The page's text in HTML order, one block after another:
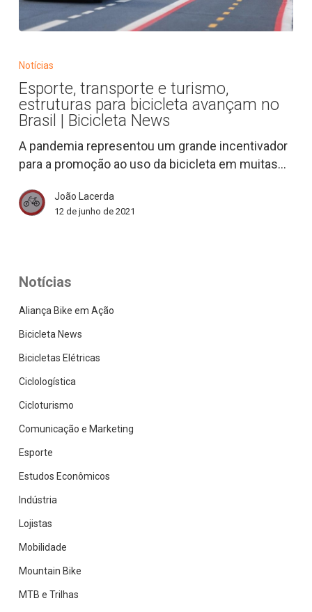
transporte
turismo,
estruturas
para
bicicleta
avançam
Brasil
Notícias
Esporte, transporte e turismo,
estruturas para bicicleta avançam no
Brasil | Bicicleta News
A pandemia representou um grande incentivador
para a promoção ao uso da bicicleta em muitas…
João Lacerda
12 de junho de 2021
Notícias
Aliança Bike em Ação
Bicicleta News
Bicicletas Elétricas
Ciclologística
Cicloturismo
Comunicação e Marketing
Esporte
Estudos Econômicos
Indústria
Lojistas
Mobilidade
Mountain Bike
MTB e Trilhas